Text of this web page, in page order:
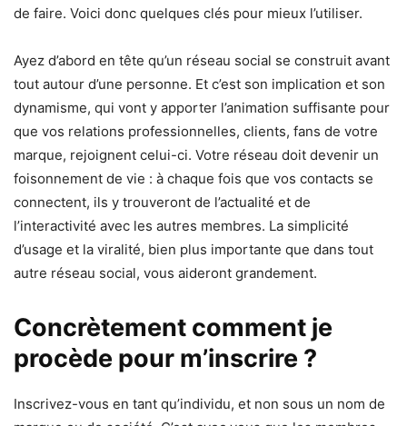
de faire. Voici donc quelques clés pour mieux l’utiliser.
Ayez d’abord en tête qu’un réseau social se construit avant
tout autour d’une personne. Et c’est son implication et son
dynamisme, qui vont y apporter l’animation suffisante pour
que vos relations professionnelles, clients, fans de votre
marque, rejoignent celui-ci. Votre réseau doit devenir un
foisonnement de vie : à chaque fois que vos contacts se
connectent, ils y trouveront de l’actualité et de
l’interactivité avec les autres membres. La simplicité
d’usage et la viralité, bien plus importante que dans tout
autre réseau social, vous aideront grandement.
Concrètement comment je
procède pour m’inscrire ?
Inscrivez-vous en tant qu’individu, et non sous un nom de